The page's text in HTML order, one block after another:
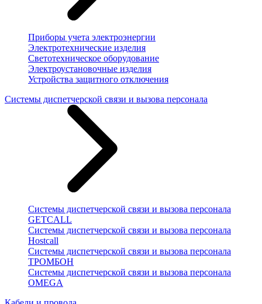
Приборы учета электроэнергии
Электротехнические изделия
Светотехническое оборудование
Электроустановочные изделия
Устройства защитного отключения
Системы диспетчерской связи и вызова персонала
Системы диспетчерской связи и вызова персонала
GETCALL
Системы диспетчерской связи и вызова персонала
Hostcall
Системы диспетчерской связи и вызова персонала
ТРОМБОН
Системы диспетчерской связи и вызова персонала
OMEGA